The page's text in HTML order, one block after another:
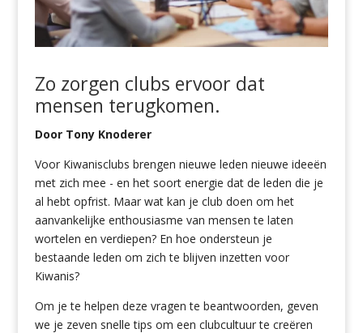
Zo zorgen clubs ervoor dat
mensen terugkomen.
Door Tony Knoderer
Voor Kiwanisclubs brengen nieuwe leden nieuwe ideeën
met zich mee - en het soort energie dat de leden die je
al hebt opfrist. Maar wat kan je club doen om het
aanvankelijke enthousiasme van mensen te laten
wortelen en verdiepen? En hoe ondersteun je
bestaande leden om zich te blijven inzetten voor
Kiwanis?
Om je te helpen deze vragen te beantwoorden, geven
we je zeven snelle tips om een clubcultuur te creëren